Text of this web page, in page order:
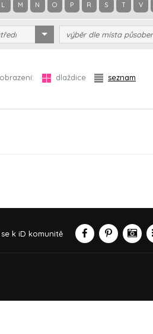
L M N O P R S T V
výběr dle místa
dlaždice seznam
k iD komunitě